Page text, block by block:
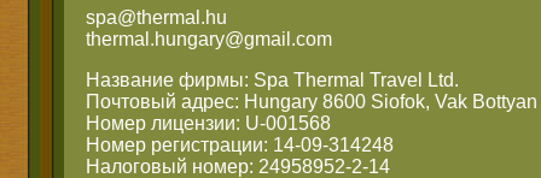
spa@thermal.hu
thermal.hungary@gmail.com
Название фирмы: Spa Thermal Travel Ltd.
Почтовый адрес: Hungary 8600 Siofok, Vak Bottyan
Номер лицензии: U-001568
Номер регистрации: 14-09-314248
Налоговый номер: 24958952-2-14